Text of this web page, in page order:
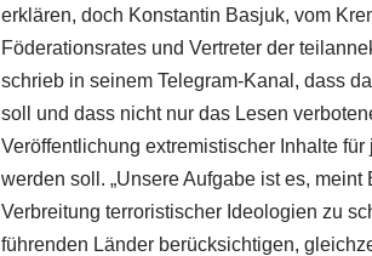
erklären, doch Konstantin Basjuk, vom
Föderationsrates und Vertreter der
schrieb in seinem Telegram-Kanal, dass
soll und dass nicht nur das Lesen
Veröffentlichung extremistischer Inhalte
werden soll. „Unsere Aufgabe ist es,
Verbreitung terroristischer Ideologien zu
führenden Länder berücksichtigen,